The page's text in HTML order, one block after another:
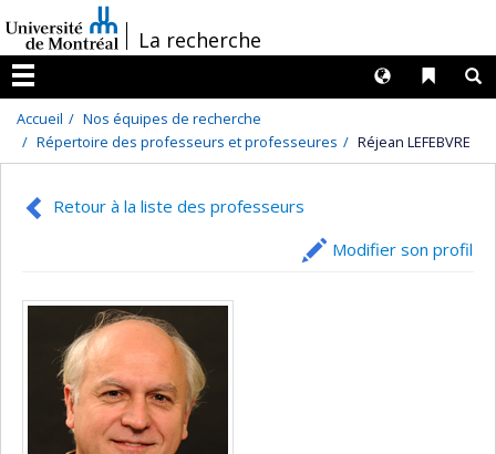
au
contenu
/La recherche
Menu
Liens
Langues
Accueil
Nos équipes de recherche
Répertoire des professeurs et professeures
Réjean LEFEBVRE
Retour à la liste des professeurs
Modifier son profil